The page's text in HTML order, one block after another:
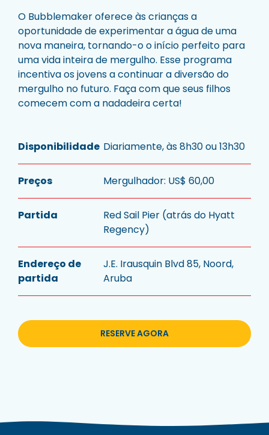
O Bubblemaker oferece às crianças a
oportunidade de experimentar a água de uma
nova maneira, tornando-o o início perfeito para
uma vida inteira de mergulho. Esse programa
incentiva os jovens a continuar a diversão do
mergulho no futuro. Faça com que seus filhos
comecem com a nadadeira certa!
Disponibilidade Diariamente, às 8h30 ou 13h30
Preços Mergulhador: US$ 60,00
Partida
Red Sail Pier (atrás do Hyatt
Regency)
Endereço de
partida
J.E. Irausquin Blvd 85, Noord,
Aruba
RESERVE AGORA